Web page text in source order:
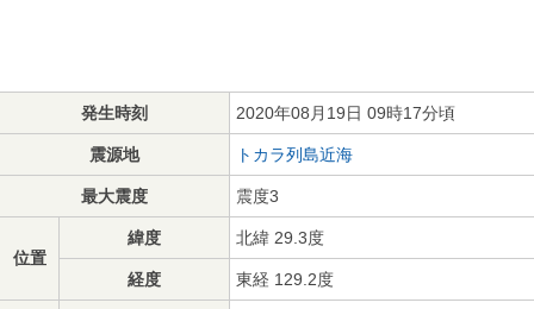
発生時刻 2020年08月19日 09時17分頃
震源地 トカラ列島近海
最大震度 震度3
位置
緯度 北緯 29.3度
経度 東経 129.2度